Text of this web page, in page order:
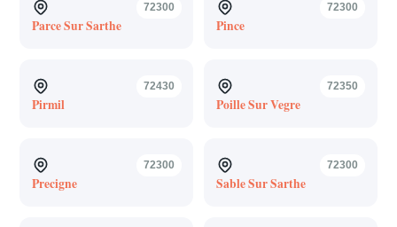
72300
Parce Sur Sarthe
72300
Pince
72430
Pirmil
72350
Poille Sur Vegre
72300
Precigne
72300
Sable Sur Sarthe